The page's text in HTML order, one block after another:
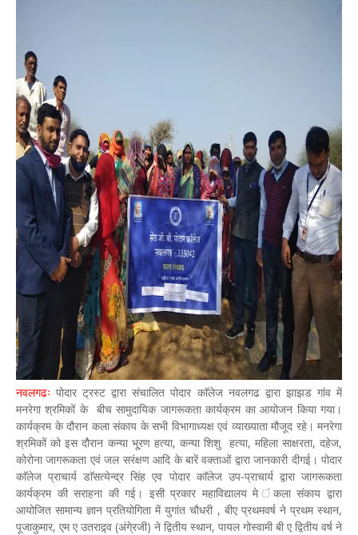
नवलगढःपोदार ट्रस्ट द्वारा संचालित पोदार काॅलेज नवलगढ द्वारा झाझड गांव में
मनरेगा श्रमिकों के बीच सामुदायिक जागरूकता कार्यक्रम का आयोजन किया गया।
कार्यक्रम के दौरान कला संकाय के सभी विभागाध्यक्ष एवं व्याख्याता मौजूद रहे। मनरेगा
श्रमिकों को इस दौरान कन्या भू्रण हत्या, कन्या शिशु हत्या, महिला साक्षरता, दहेज,
कोरोना जागरूकता एवं जल सरंक्षण आदि के बारें वक्ताओं द्वारा जानकारी दीगई। पोदार
काॅलेज प्राचार्य डाॅसत्येन्द्र सिंह एव पोदार काॅलेज उप-प्राचार्य द्वारा जागरूकता
कार्यक्रम की सराहना की गई। इसी प्रकार महाविद्यालय मे ंकला संकाय द्वारा
आयोजित सामान्य ज्ञान प्रतियोगिता में युगांत चौधरी , बीए प्रथमवर्ष ने प्रथम स्थान,
पूजाकुमार, एम ए उतराद्र्व (अंगे्रजी) ने द्वितीय स्थान, पायल गोस्वामी बी ए द्वितीय वर्ष ने